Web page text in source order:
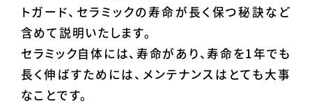
トガード、セラミックの寿命が長く保つ秘訣など
含めて説明いたします。
セラミック自体には、寿命があり、寿命を1年でも
長く伸ばすためには、メンテナンスはとても大事
なことです。